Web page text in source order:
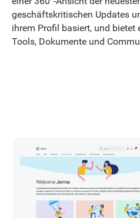
geschäftskritischen Updates
ihrem Profil basiert, und
Tools, Dokumente und